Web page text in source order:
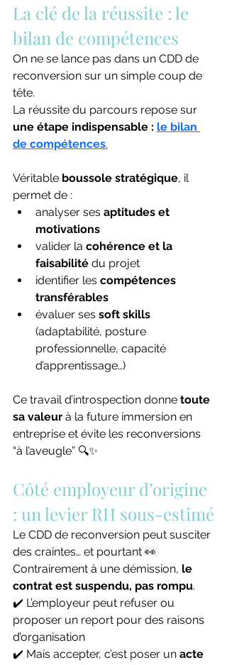
La clé de la réussite : le
bilan de compétences
On ne se lance pas dans un CDD de
reconversion sur un simple coup de
tête.
La réussite du parcours repose sur
une étape indispensable : le bilan
de compétences.
Véritable boussole stratégique, il
permet de :
analyser ses aptitudes et
motivations
valider la cohérence et la
faisabilité du projet
identifier les compétences
transférables
évaluer ses soft skills
(adaptabilité, posture
professionnelle, capacité
d’apprentissage…)
Ce travail d’introspection donne toute
sa valeur à la future immersion en
entreprise et évite les reconversions
“à l’aveugle” 🔍✨
Côté employeur d’origine
: un levier RH sous-estimé
Le CDD de reconversion peut susciter
des craintes… et pourtant 👀
Contrairement à une démission, le
contrat est suspendu, pas rompu.
✔️ L’employeur peut refuser ou
proposer un report pour des raisons
d’organisation
✔️ Mais accepter, c’est poser un acte